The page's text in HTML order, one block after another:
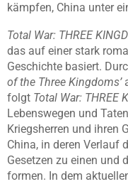
kämpfen, China unter
Total War: THREE
das auf einer stark
Geschichte basiert.
of the Three Kingdoms’
folgt Total War: THREE
Lebenswegen und
Kriegsherren und ihren
China, in deren Verlauf
Gesetzen zu einen und
formen. In dem